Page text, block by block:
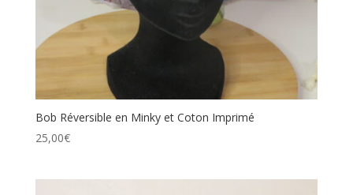
Bob Réversible en Minky et Coton Imprimé
25,00€